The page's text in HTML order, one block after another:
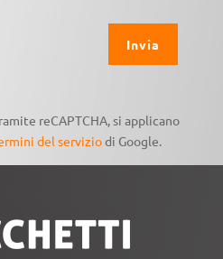
reCAPTCHA, si applicano
del serviziodi Google.